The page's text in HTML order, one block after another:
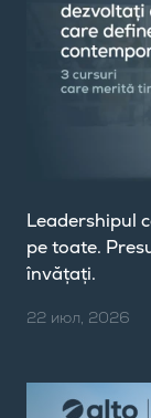
Leadershipul
pe toate.
învățați.
22 июл, 2026